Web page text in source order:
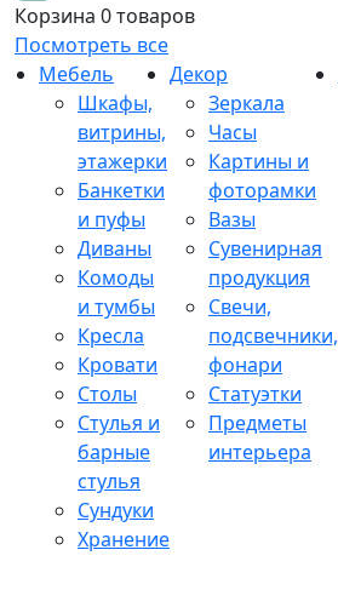
Корзина 0 товаров
Посмотреть все
Мебель
Шкафы,
витрины,
этажерки
Банкетки
и пуфы
Диваны
Комоды
и тумбы
Кресла
Кровати
Столы
Стулья и
барные
стулья
Сундуки
Хранение
Декор
Зеркала
Часы
Картины и
фоторамки
Вазы
Сувенирная
продукция
Свечи,
подсвечники,
фонари
Статуэтки
Предметы
интерьера